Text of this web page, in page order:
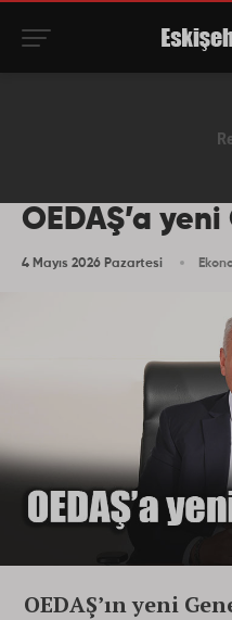
OEDAŞ’a
4 Mayıs 2026 Pazartesi
OEDAŞ’ın yeni